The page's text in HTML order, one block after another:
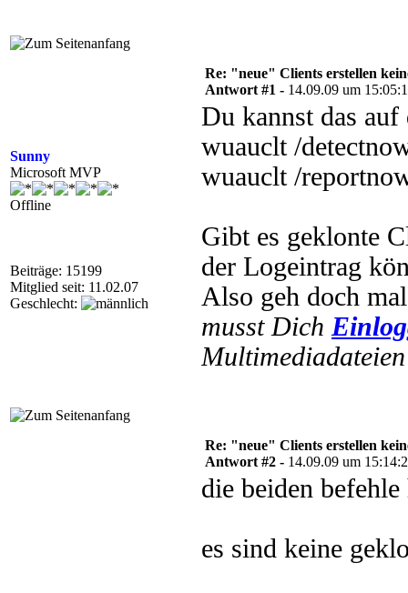
Sunny
Microsoft MVP
Offline
Beiträge: 15199
Mitglied seit: 11.02.07
Geschlecht:
Re: "neue" Clients erstellen
Antwort #1 - 14.09.09 um
Du kannst das
wuauclt /
wuauclt /
Gibt es geklonte
der Logeintrag
Also geh doch
musst Dich
Re: "neue" Clients erstellen
Antwort #2 - 14.09.09 um
die beiden
es sind keine